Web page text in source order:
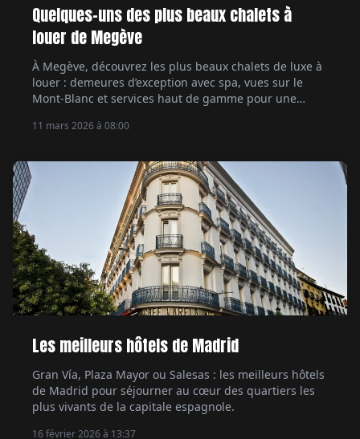
Quelques-uns des plus beaux chalets à
louer de Megève
À Megève, découvrez les plus beaux chalets de luxe à
louer : demeures d’exception avec spa, vues sur le
Mont-Blanc et services haut de gamme pour une
11 mars 2026 à 08:00
Les meilleurs hôtels de Madrid
Gran Vía, Plaza Mayor ou Salesas : les meilleurs hôtels
de Madrid pour séjourner au cœur des quartiers les
plus vivants de la capitale espagnole.
16 février 2026 à 13:37